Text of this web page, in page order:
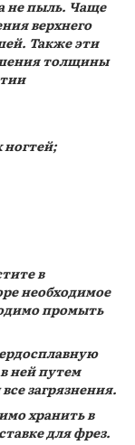
не пыль. Чаще
верхнего
Также эти
толщины
ногтей;
в
необходимое
промыть
ней путем
загрязнения.
хранить в
для фрез.